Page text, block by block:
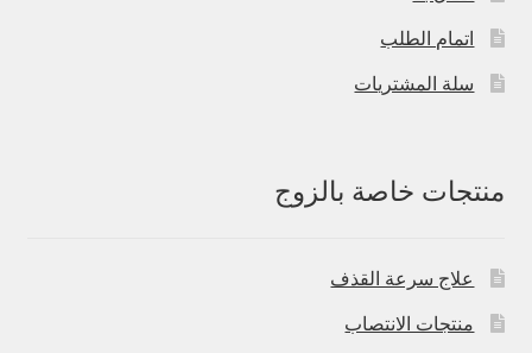
اتمام الطلب
سلة المشتريات
منتجات خاصة بالزوج
علاج سرعة القذف
منتجات الانتصاب